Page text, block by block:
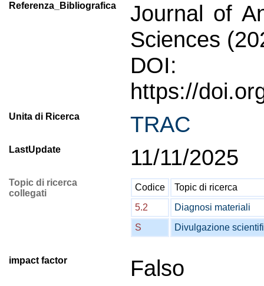
Referenza_Bibliografica
Journal of
Sciences
DOI:
https://
Unita di Ricerca TRAC
LastUpdate 11/11/2025
Topic di ricerca
collegati
Codice
Topic di ricerca
5.2
Diagnosi materiali
S
Divulgazione
impact factor Falso